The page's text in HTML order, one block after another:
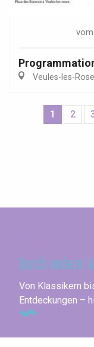
vom
Veules-les-
1 2
Durch andere
Von Klassikern
Entdeckungen –